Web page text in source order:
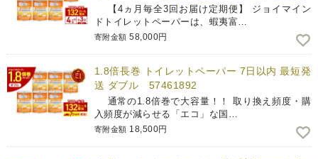
【4ヵ月毎全3回お届け定期便】 ジョイマイン
ドトイレットペーパーは、蝦夷富…
寄附金額 58,000円
1.8倍長巻 トイレットペーパー 7日以内 最短発
送 ダブル 57461892
通常の1.8倍巻で大容量！！ 取り換え頻度・購
入頻度が減らせる「エコ」な国…
寄附金額 18,500円